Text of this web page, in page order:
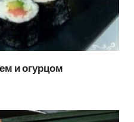
и огурцом